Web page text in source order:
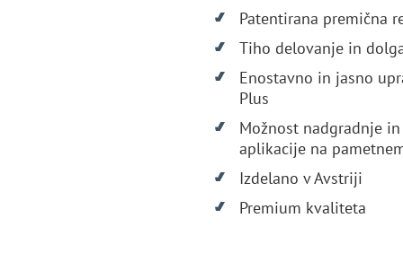
Patentirana premična
Tiho delovanje in
Enostavno in jasno
Plus
Možnost nadgradnje
aplikacije na
Izdelano v Avstriji
Premium kvaliteta